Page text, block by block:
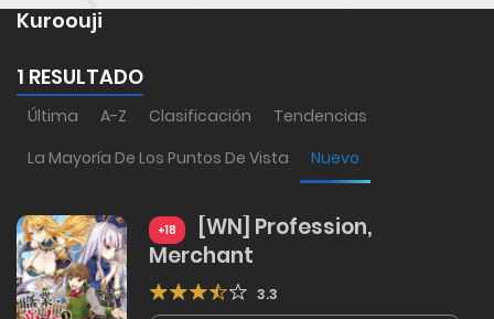
Kuroouji
1 RESULTADO
Última A-Z Clasificación
Tendencias
La Mayoría De Los Puntos De Vista
Nuevo
+18
[WN] Profession,
Merchant
3.3